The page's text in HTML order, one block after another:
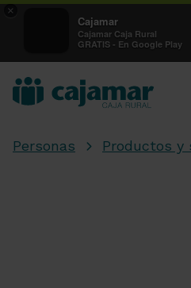
×
Cajamar
Cajamar Caja Rural
GRATIS - En Google Play
Personas Productos y